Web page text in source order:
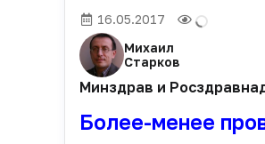
16.05.2017
Михаил
Старков
Минздрав и
Более-менее